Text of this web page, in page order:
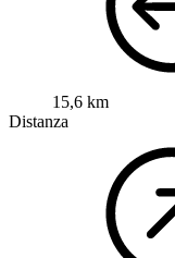
15,6 km
Distanza